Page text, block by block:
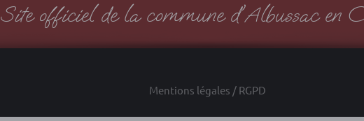
Site officiel de la commune d'Albussac en
Mentions légales / RGPD